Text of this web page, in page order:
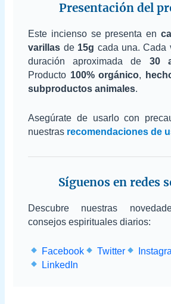
Presentación del
Este incienso se presenta en
varillas de 15g cada una. Cada
duración aproximada de 30
Producto 100% orgánico,
subproductos animales.
Asegúrate de usarlo con
nuestras recomendaciones de
Síguenos en redes
Descubre nuestras
consejos espirituales diarios:
Facebook Twitter
LinkedIn